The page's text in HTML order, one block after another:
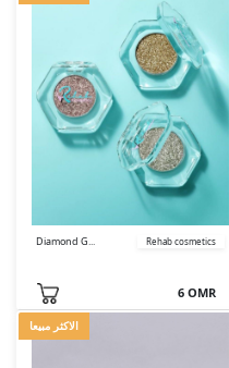
Rehab cosmetics
Diamond G...
6 OMR
الاكثر مبيعا